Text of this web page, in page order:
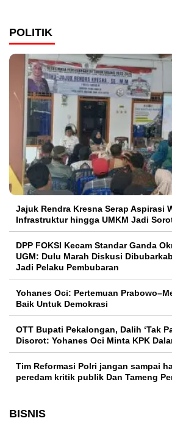
POLITIK
Jajuk Rendra Kresna Serap Aspirasi
Infrastruktur hingga UMKM Jadi
DPP FOKSI Kecam Standar Ganda
UGM: Dulu Marah Diskusi
Jadi Pelaku Pembubaran
Yohanes Oci: Pertemuan
Baik Untuk Demokrasi
OTT Bupati Pekalongan, Dalih ‘Tak
Disorot: Yohanes Oci Minta KPK
Tim Reformasi Polri jangan sampai
peredam kritik publik Dan Tameng
BISNIS